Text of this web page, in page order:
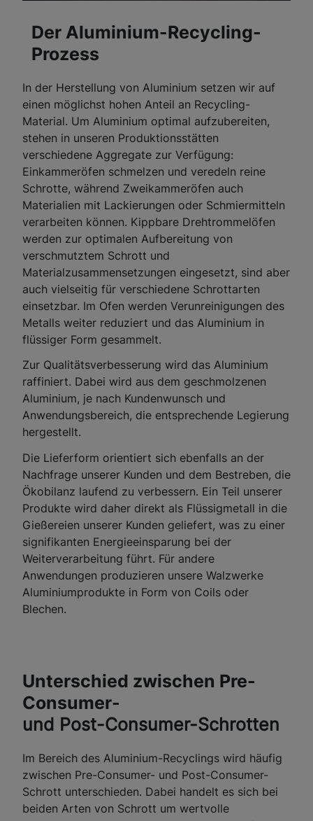
Der Aluminium-Recycling-
Prozess
In der Herstellung von Aluminium setzen wir auf
einen möglichst hohen Anteil an Recycling-
Material. Um Aluminium optimal aufzubereiten,
stehen in unseren Produktionsstätten
verschiedene Aggregate zur Verfügung:
Einkammeröfen schmelzen und veredeln reine
Schrotte, während Zweikammeröfen auch
Materialien mit Lackierungen oder Schmiermitteln
verarbeiten können. Kippbare Drehtrommelöfen
werden zur optimalen Aufbereitung von
verschmutztem Schrott und
Materialzusammensetzungen eingesetzt, sind aber
auch vielseitig für verschiedene Schrottarten
einsetzbar. Im Ofen werden Verunreinigungen des
Metalls weiter reduziert und das Aluminium in
flüssiger Form gesammelt.
Zur Qualitätsverbesserung wird das Aluminium
raffiniert. Dabei wird aus dem geschmolzenen
Aluminium, je nach Kundenwunsch und
Anwendungsbereich, die entsprechende Legierung
hergestellt.
Die Lieferform orientiert sich ebenfalls an der
Nachfrage unserer Kunden und dem Bestreben, die
Ökobilanz laufend zu verbessern. Ein Teil unserer
Produkte wird daher direkt als Flüssigmetall in die
Gießereien unserer Kunden geliefert, was zu einer
signifikanten Energieeinsparung bei der
Weiterverarbeitung führt. Für andere
Anwendungen produzieren unsere Walzwerke
Aluminiumprodukte in Form von Coils oder
Blechen.
Unterschied zwischen Pre-
Consumer-
und Post-Consumer-Schrotten
Im Bereich des Aluminium-Recyclings wird häufig
zwischen Pre-Consumer- und Post-Consumer-
Schrott unterschieden. Dabei handelt es sich bei
beiden Arten von Schrott um wertvolle